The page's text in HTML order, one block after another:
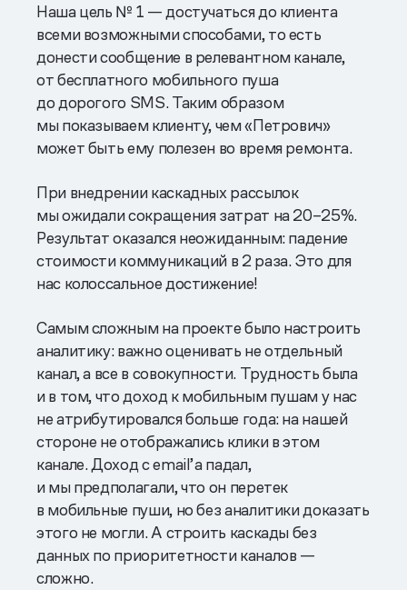
Наша цель № 1 — достучаться до клиента
всеми возможными способами, то есть
донести сообщение в релевантном канале,
от бесплатного мобильного пуша
до дорогого SMS. Таким образом
мы показываем клиенту, чем «Петрович»
может быть ему полезен во время ремонта.
При внедрении каскадных рассылок
мы ожидали сокращения затрат на 20–25%.
Результат оказался неожиданным: падение
стоимости коммуникаций в 2 раза. Это для
нас колоссальное достижение!
Самым сложным на проекте было настроить
аналитику: важно оценивать не отдельный
канал, а все в совокупности. Трудность была
и в том, что доход к мобильным пушам у нас
не атрибутировался больше года: на нашей
стороне не отображались клики в этом
канале. Доход с email’a падал,
и мы предполагали, что он перетек
в мобильные пуши, но без аналитики доказать
этого не могли. А строить каскады без
данных по приоритетности каналов —
сложно.